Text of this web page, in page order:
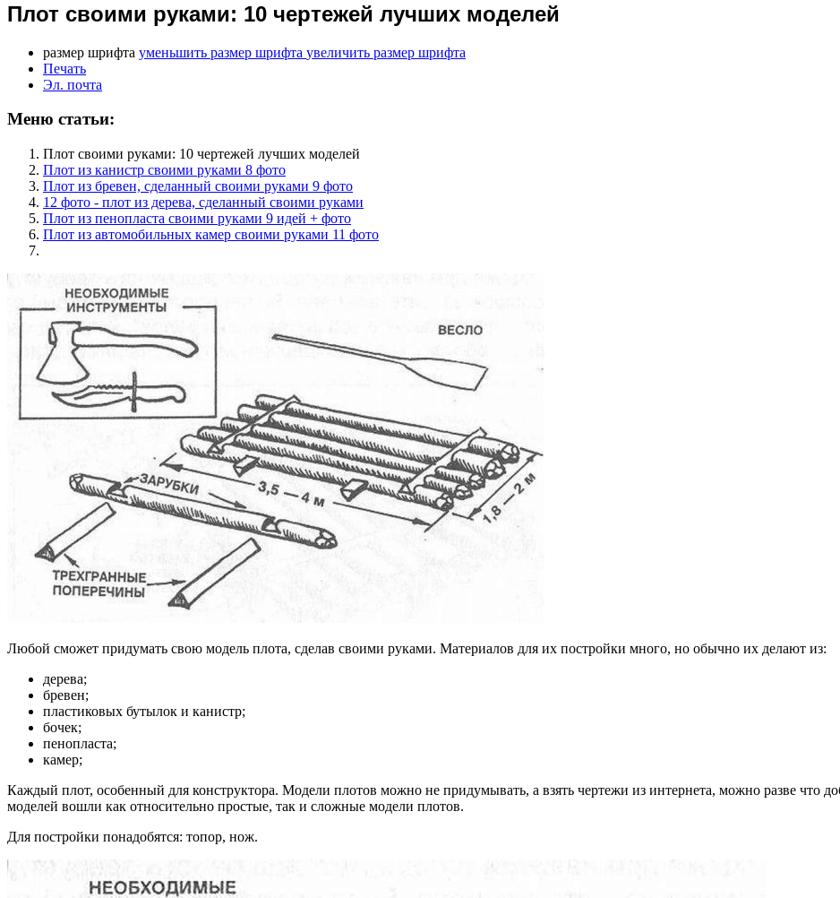
Плот своими руками: 10 чертежей лучших моделей
размер шрифта уменьшить размер шрифта увеличить размер шрифта
Печать
Эл. почта
Меню статьи:
Плот своими руками: 10 чертежей лучших моделей
Плот из канистр своими руками 8 фото
Плот из бревен, сделанный своими руками 9 фото
12 фото - плот из дерева, сделанный своими руками
Плот из пенопласта своими руками 9 идей + фото
Плот из автомобильных камер своими руками 11 фото
Любой сможет придумать свою модель плота, сделав своими руками. Материалов для их постройки много, но обычно их делают из:
дерева;
бревен;
пластиковых бутылок и канистр;
бочек;
пенопласта;
камер;
Каждый плот, особенный для конструктора. Модели плотов можно не придумывать, а взять чертежи из интернета, можно разве что
моделей вошли как относительно простые, так и сложные модели плотов.
Для постройки понадобятся: топор, нож.